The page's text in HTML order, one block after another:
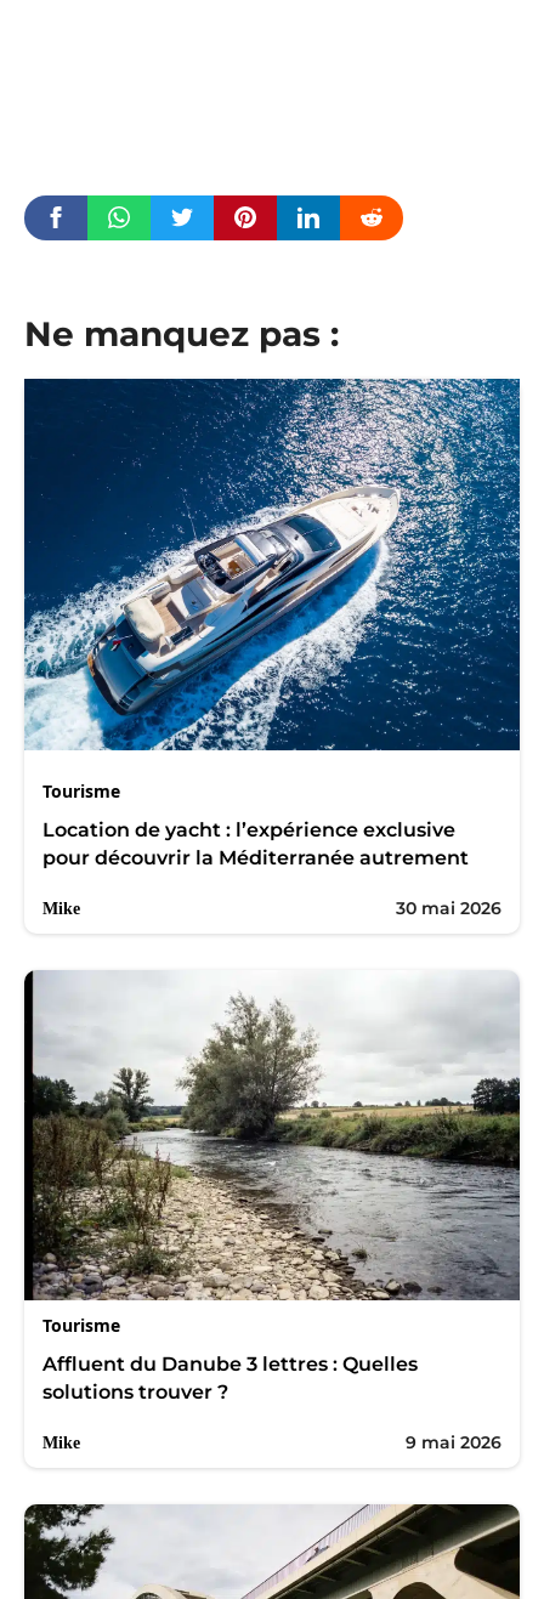
Ne manquez pas :
Tourisme
Location de yacht : l’expérience exclusive
pour découvrir la Méditerranée autrement
Mike 30 mai 2026
Tourisme
Affluent du Danube 3 lettres : Quelles
solutions trouver ?
Mike 9 mai 2026